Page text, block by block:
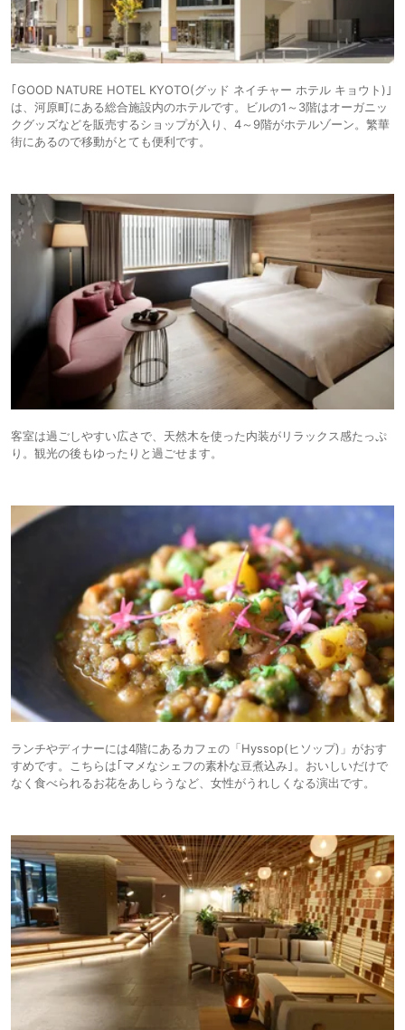
｢GOOD NATURE HOTEL KYOTO(グッド ネイチャー ホテル キョウト)｣
は、河原町にある総合施設内のホテルです。ビルの1～3階はオーガニッ
クグッズなどを販売するショップが入り、4～9階がホテルゾーン。繁華
街にあるので移動がとても便利です。
客室は過ごしやすい広さで、天然木を使った内装がリラックス感たっぷ
り。観光の後もゆったりと過ごせます。
ランチやディナーには4階にあるカフェの「Hyssop(ヒソップ)」がおす
すめです。こちらは｢マメなシェフの素朴な豆煮込み｣。おいしいだけで
なく食べられるお花をあしらうなど、女性がうれしくなる演出です。